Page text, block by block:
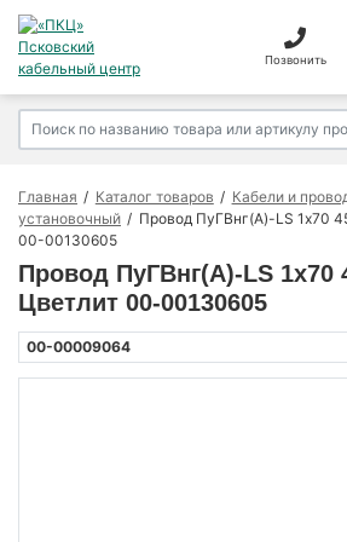
Позвонить
Главная Каталог товаров Кабели и
установочный
Провод ПуГВнг(А)-LS 1х70
00-00130605
Провод ПуГВнг(А)-LS 1х70
Цветлит 00-00130605
00-00009064